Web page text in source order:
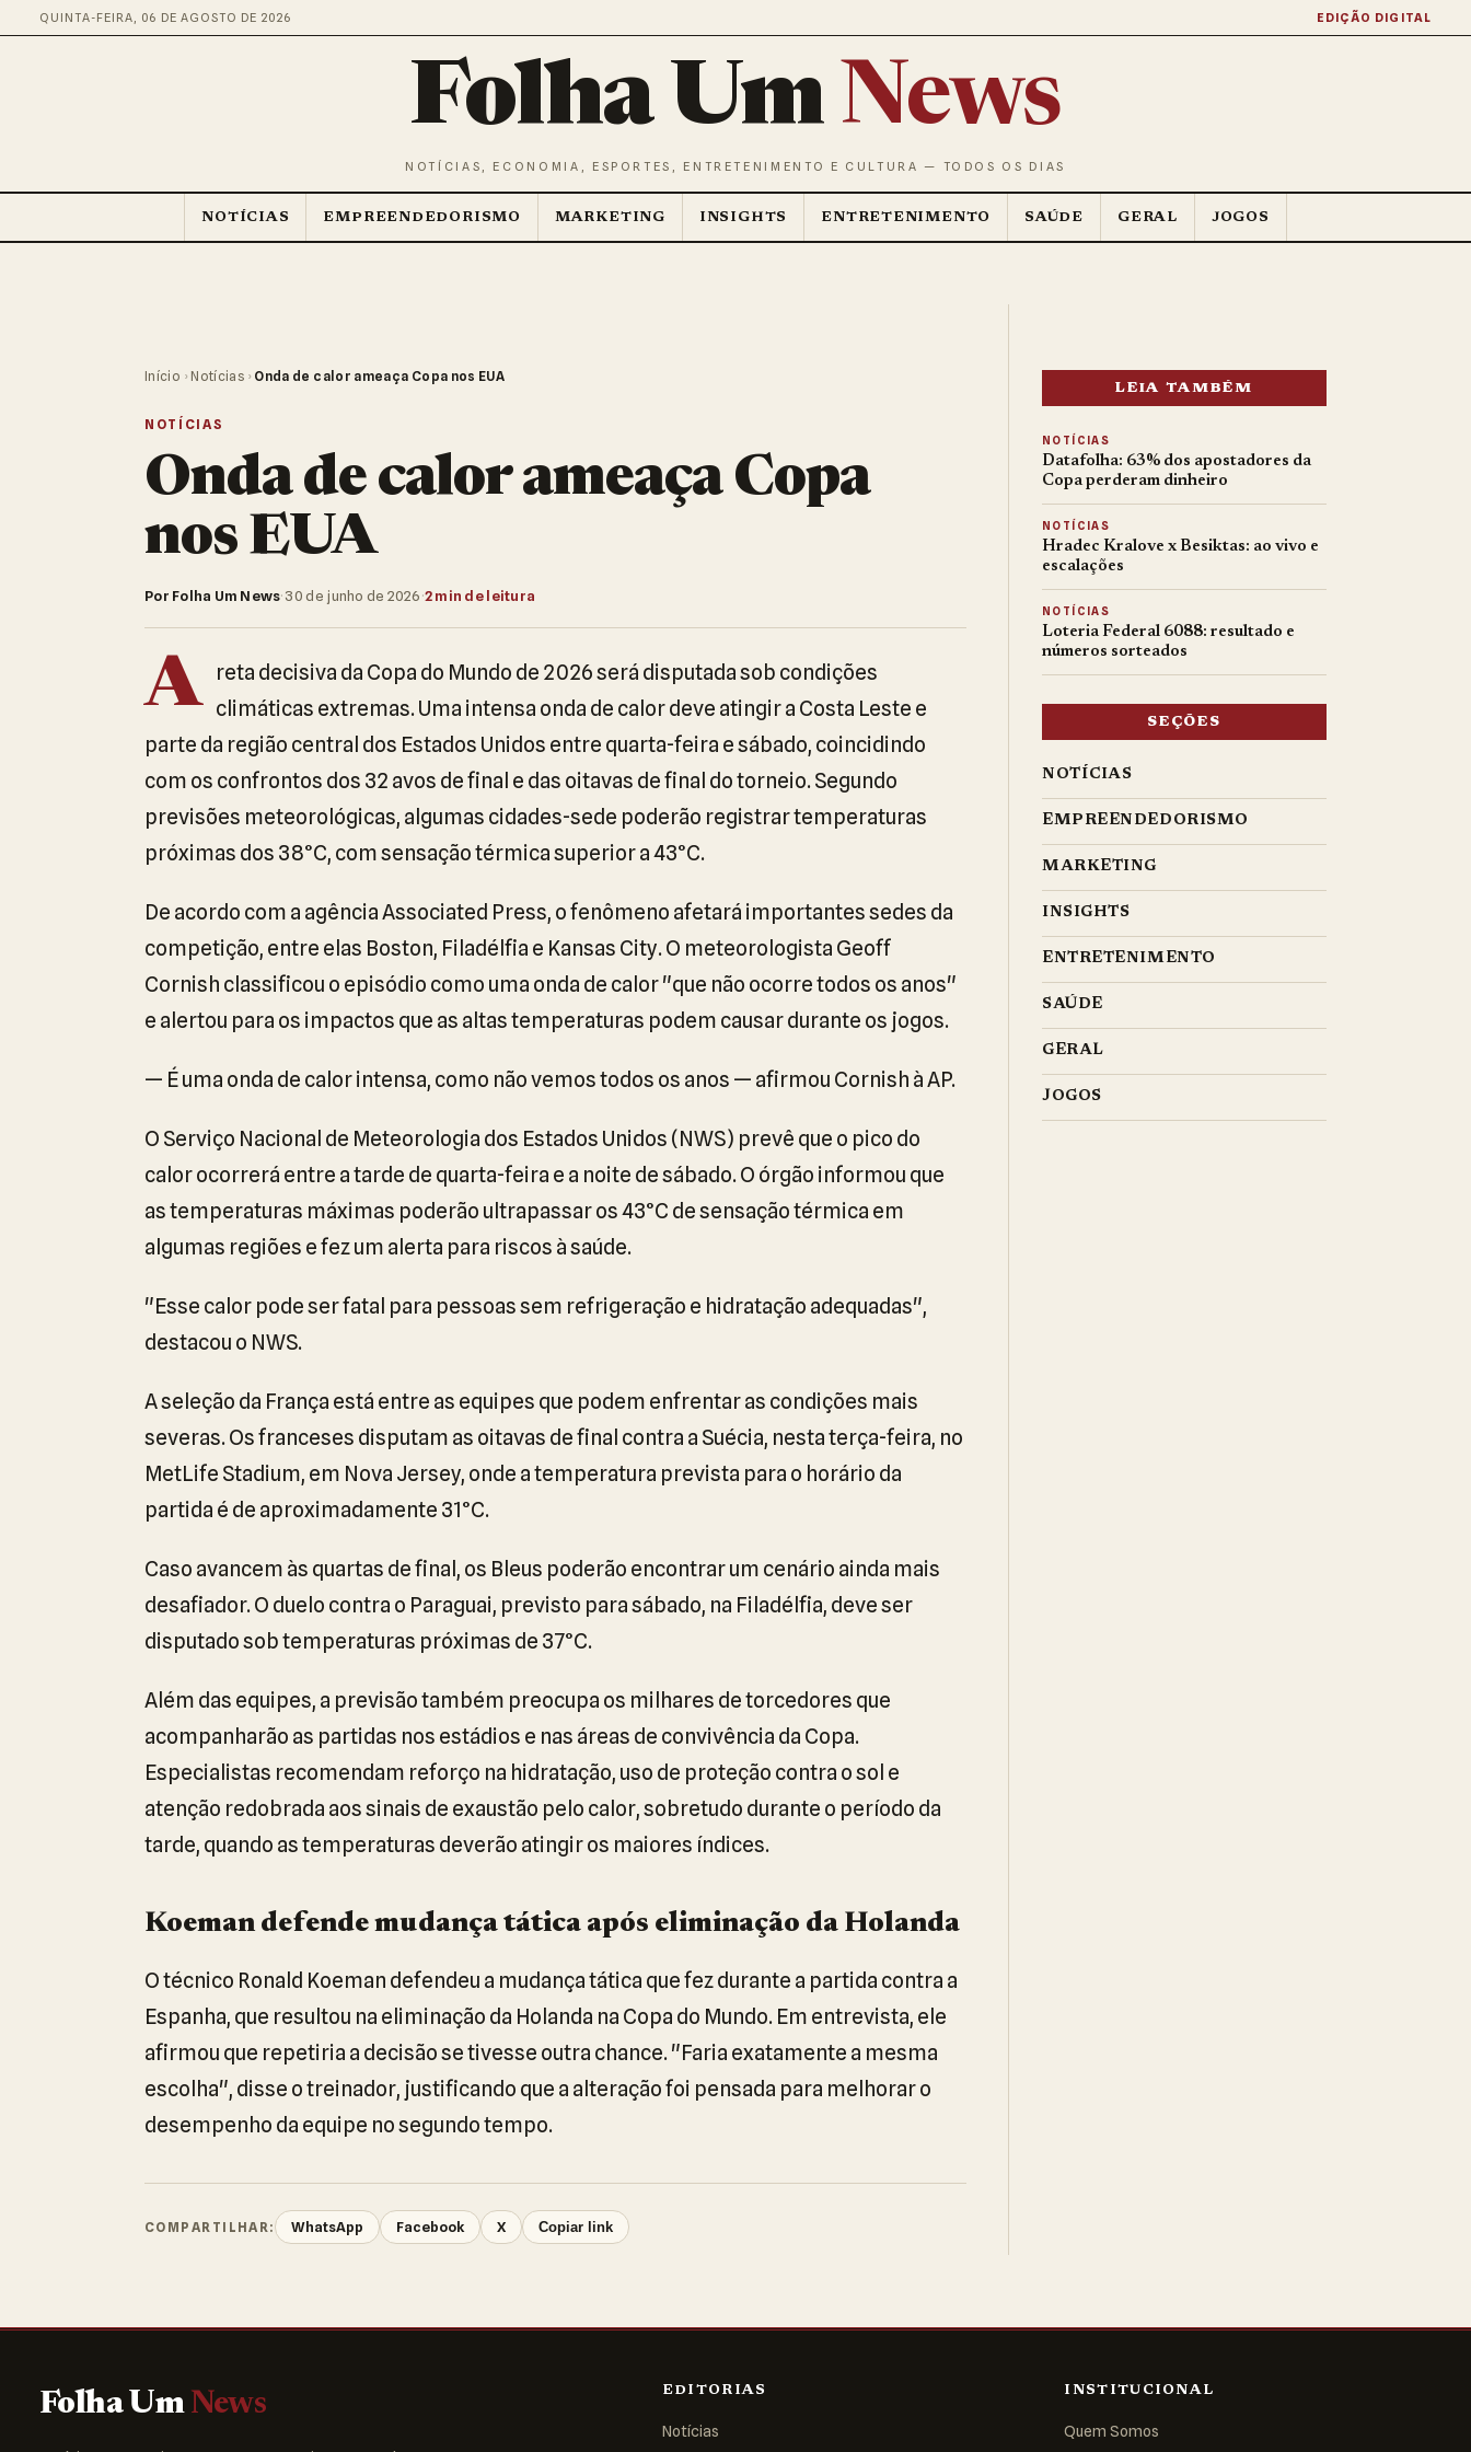
QUINTA-FEIRA, 06 DE AGOSTO DE 2026 EDIÇÃO DIGITAL
Folha Um News
NOTÍCIAS, ECONOMIA, ESPORTES, ENTRETENIMENTO E CULTURA — TODOS OS DIAS
NOTÍCIAS EMPREENDEDORISMO MARKETING INSIGHTS ENTRETENIMENTO SAÚDE GERAL JOGOS
Início › Notícias › Onda de calor ameaça Copa nos EUA
NOTÍCIAS
Onda de calor ameaça Copa
nos EUA
Por Folha Um News·30 de junho de 2026·2 min de leitura
A
reta decisiva da Copa do Mundo de 2026 será disputada sob condições
climáticas extremas. Uma intensa onda de calor deve atingir a Costa Leste e
parte da região central dos Estados Unidos entre quarta-feira e sábado, coincidindo
com os confrontos dos 32 avos de final e das oitavas de final do torneio. Segundo
previsões meteorológicas, algumas cidades-sede poderão registrar temperaturas
próximas dos 38°C, com sensação térmica superior a 43°C.
De acordo com a agência Associated Press, o fenômeno afetará importantes sedes da
competição, entre elas Boston, Filadélfia e Kansas City. O meteorologista Geoff
Cornish classificou o episódio como uma onda de calor "que não ocorre todos os anos"
e alertou para os impactos que as altas temperaturas podem causar durante os jogos.
— É uma onda de calor intensa, como não vemos todos os anos — afirmou Cornish à AP.
O Serviço Nacional de Meteorologia dos Estados Unidos (NWS) prevê que o pico do
calor ocorrerá entre a tarde de quarta-feira e a noite de sábado. O órgão informou que
as temperaturas máximas poderão ultrapassar os 43°C de sensação térmica em
algumas regiões e fez um alerta para riscos à saúde.
"Esse calor pode ser fatal para pessoas sem refrigeração e hidratação adequadas",
destacou o NWS.
A seleção da França está entre as equipes que podem enfrentar as condições mais
severas. Os franceses disputam as oitavas de final contra a Suécia, nesta terça-feira, no
MetLife Stadium, em Nova Jersey, onde a temperatura prevista para o horário da
partida é de aproximadamente 31°C.
Caso avancem às quartas de final, os Bleus poderão encontrar um cenário ainda mais
desafiador. O duelo contra o Paraguai, previsto para sábado, na Filadélfia, deve ser
disputado sob temperaturas próximas de 37°C.
Além das equipes, a previsão também preocupa os milhares de torcedores que
acompanharão as partidas nos estádios e nas áreas de convivência da Copa.
Especialistas recomendam reforço na hidratação, uso de proteção contra o sol e
atenção redobrada aos sinais de exaustão pelo calor, sobretudo durante o período da
tarde, quando as temperaturas deverão atingir os maiores índices.
Koeman defende mudança tática após eliminação da Holanda
O técnico Ronald Koeman defendeu a mudança tática que fez durante a partida contra a
Espanha, que resultou na eliminação da Holanda na Copa do Mundo. Em entrevista, ele
afirmou que repetiria a decisão se tivesse outra chance. "Faria exatamente a mesma
escolha", disse o treinador, justificando que a alteração foi pensada para melhorar o
desempenho da equipe no segundo tempo.
COMPARTILHAR: WhatsApp Facebook X Copiar link
LEIA TAMBÉM
NOTÍCIAS
Datafolha: 63% dos apostadores da
Copa perderam dinheiro
NOTÍCIAS
Hradec Kralove x Besiktas: ao vivo e
escalações
NOTÍCIAS
Loteria Federal 6088: resultado e
números sorteados
SEÇÕES
NOTÍCIAS
EMPREENDEDORISMO
MARKETING
INSIGHTS
ENTRETENIMENTO
SAÚDE
GERAL
JOGOS
Folha Um News EDITORIAS
Notícias
INSTITUCIONAL
Quem Somos